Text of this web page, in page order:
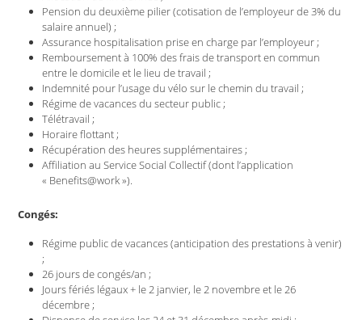
Pension du deuxième pilier (cotisation de l’employeur de 3% du
salaire annuel) ;
Assurance hospitalisation prise en charge par l’employeur ;
Remboursement à 100% des frais de transport en commun
entre le domicile et le lieu de travail ;
Indemnité pour l’usage du vélo sur le chemin du travail ;
Régime de vacances du secteur public ;
Télétravail ;
Horaire flottant ;
Récupération des heures supplémentaires ;
Affiliation au Service Social Collectif (dont l’application
« Benefits@work »).
Congés:
Régime public de vacances (anticipation des prestations à venir)
;
26 jours de congés/an ;
Jours fériés légaux + le 2 janvier, le 2 novembre et le 26
décembre ;